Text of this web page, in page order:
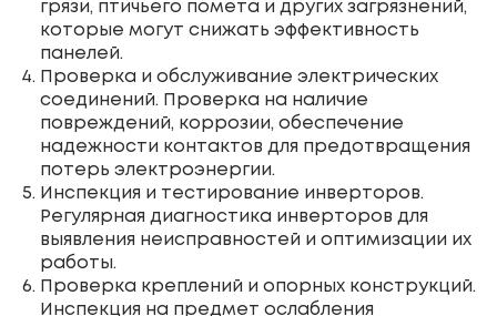
грязи, птичьего помета и других загрязнений,
которые могут снижать эффективность
панелей.
Проверка и обслуживание электрических
соединений. Проверка на наличие
повреждений, коррозии, обеспечение
надежности контактов для предотвращения
потерь электроэнергии.
Инспекция и тестирование инверторов.
Регулярная диагностика инверторов для
выявления неисправностей и оптимизации их
работы.
Проверка креплений и опорных конструкций.
Инспекция на предмет ослабления